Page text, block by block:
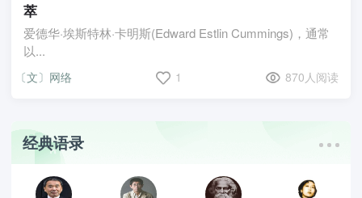
萃
爱德华·埃斯特林·卡明斯(Edward Estlin Cummings)，通常
以...
〔文〕网络 1 870人阅读
经典语录